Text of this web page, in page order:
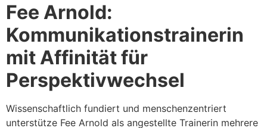
Fee Arnold:
Kommunikationstrainerin
mit Affinität für
Perspektivwechsel
Wissenschaftlich fundiert und menschenzentriert
unterstütze Fee Arnold als angestellte Trainerin mehrere